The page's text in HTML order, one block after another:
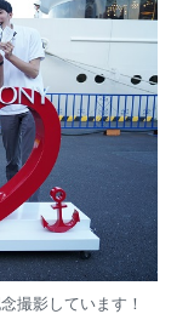
撮影しています！